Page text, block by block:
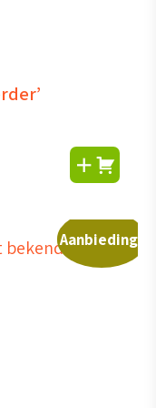
Aanbieding!